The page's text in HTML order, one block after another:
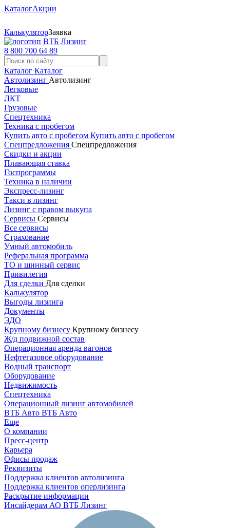
КаталогАкции
КалькуляторЗаявка
8 800 700 64 89
Каталог Каталог
Автолизинг Автолизинг
Легковые
ЛКТ
Грузовые
Спецтехника
Техника с пробегом
Купить авто с пробегом Купить авто с пробегом
Спецпредложения Спецпредложения
Скидки и акции
Плавающая ставка
Госпрограммы
Техника в наличии
Экспресс-лизинг
Такси в лизинг
Лизинг с правом выкупа
Сервисы Сервисы
Все сервисы
Страхование
Умный автомобиль
Реферальная программа
ТО и шинный сервис
Привилегия
Для сделки Для сделки
Калькулятор
Выгоды лизинга
Документы
ЭДО
Крупному бизнесу Крупному бизнесу
Ж/д подвижной состав
Операционная аренда вагонов
Нефтегазовое оборудование
Водный транспорт
Оборудование
Недвижимость
Спецтехника
Операционный лизинг автомобилей
ВТБ Авто ВТБ Авто
Еще
О компании
Пресс-центр
Карьера
Офисы продаж
Реквизиты
Поддержка клиентов автолизинга
Поддержка клиентов оперлизинга
Раскрытие информации
Инсайдерам АО ВТБ Лизинг